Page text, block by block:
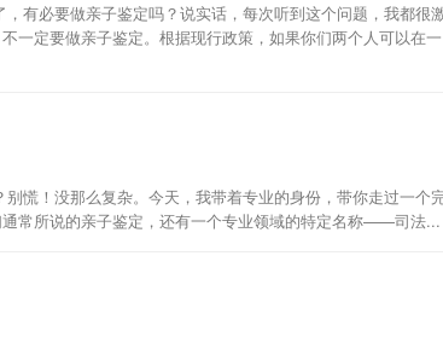
有必要做亲子鉴定吗？说实话，每次听到这个问题，我都很
一定要做亲子鉴定。根据现行政策，如果你们两个人可以在一
慌！没那么复杂。今天，我带着专业的身份，带你走过一个
常所说的亲子鉴定，还有一个专业领域的特定名称——司法...